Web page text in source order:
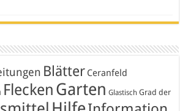
Blätter Ceranfeld
Flecken Garten Glastisch Grad der